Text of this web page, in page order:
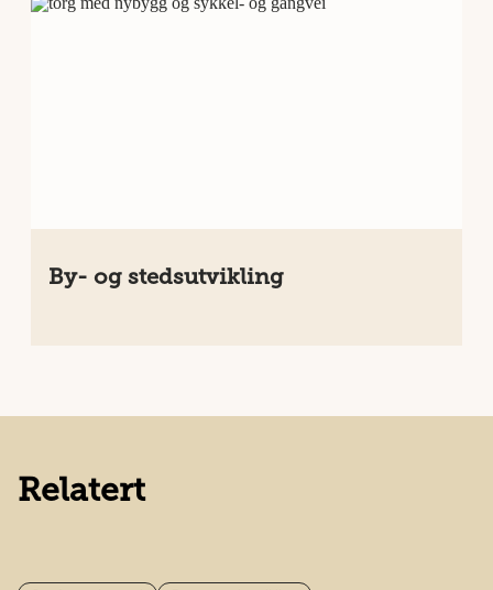
By- og stedsutvikling
Relatert